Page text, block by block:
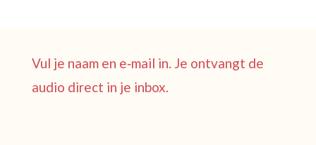
Vul je naam en e‑mail in. Je ontvangt de
audio direct in je inbox.